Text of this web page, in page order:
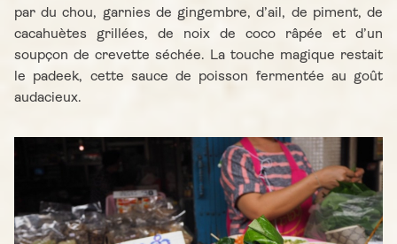
par du chou, garnies de gingembre, d’ail, de piment, de
cacahuètes grillées, de noix de coco râpée et d’un
soupçon de crevette séchée. La touche magique restait
le padeek, cette sauce de poisson fermentée au goût
audacieux.